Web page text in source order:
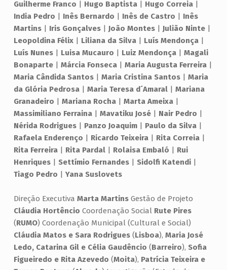
Guilherme Franco | Hugo Baptista | Hugo Correia |
India Pedro | Inês Bernardo | Inês de Castro | Inês
Martins | Iris Gonçalves | João Montes | Julião Ninte |
Leopoldina Félix | Liliana da Silva | Luís Mendonça|
Luís Nunes | Luisa Mucauro | Luiz Mendonça | Magali
Bonaparte | Márcia Fonseca | Maria Augusta Ferreira |
Maria Cândida Santos | Maria Cristina Santos | Maria
da Glória Pedrosa| Maria Teresa d´Amaral | Mariana
Granadeiro | Mariana Rocha | Marta Ameixa|
Massimiliano Ferraina | Mavatiku José | Nair Pedro |
Nérida Rodrigues | Panzo Joaquim | Paulo da Silva |
Rafaela Enderenço | Ricardo Teixeira | Rita Correia|
Rita Ferreira| Rita Pardal | Rolaisa Embaló | Rui
Henriques | Settímio Fernandes| Sidolfi Katendi |
Tiago Pedro | Yana Suslovets
Direção Executiva Marta MartinsGestão de Projeto
Cláudia Hortêncio Coordenação Social Rute Pires
(RUMO) Coordenação Municipal (Cultural e Social)
Cláudia Matos e Sara Rodrigues(Lisboa), Maria José
Ledo, Catarina Gil e Célia Gaudêncio (Barreiro), Sofia
Figueiredo e Rita Azevedo (Moita), Patrícia Teixeira e